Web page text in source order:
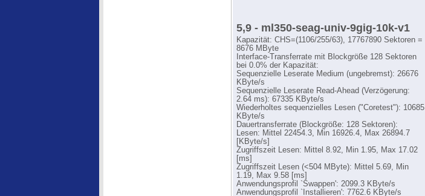
5,9 - ml350-seag-univ-9gig-10k-v1
Kapazität: CHS=(1106/255/63), 17767890 Sektoren =
8676 MByte
Interface-Transferrate mit Blockgröße 128 Sektoren
bei 0.0% der Kapazität:
Sequenzielle Leserate Medium (ungebremst): 26676
KByte/s
Sequenzielle Leserate Read-Ahead (Verzögerung:
2.64 ms): 67335 KByte/s
Wiederholtes sequenzielles Lesen ("Coretest"): 10685
KByte/s
Dauertransferrate (Blockgröße: 128 Sektoren):
Lesen: Mittel 22454.3, Min 16926.4, Max 26894.7
[KByte/s]
Zugriffszeit Lesen: Mittel 8.92, Min 1.95, Max 17.02
[ms]
Zugriffszeit Lesen (<504 MByte): Mittel 5.69, Min
1.19, Max 9.58 [ms]
Anwendungsprofil `Swappen': 2099.3 KByte/s
Anwendungsprofil `Installieren': 7762.6 KByte/s